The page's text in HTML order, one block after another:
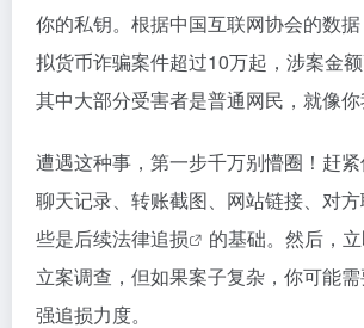
你的私钥。根据中国互联网协会的数
拟货币诈骗案件超过10万起，涉案金
其中大部分受害者是普通网民，就像你
遭遇这种事，第一步千万别懵圈！赶紧
聊天记录、转账截图、网站链接、对
些是后续法律追损
的基础。然后，
立案调查，但如果案子复杂，你可能
强追损力度。